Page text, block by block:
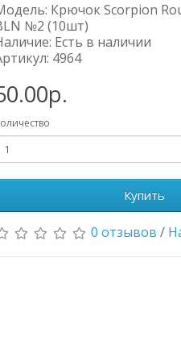
Крючок Scorpion
№2 (10шт)
Есть в наличии
4964
Купить
0 отзывов /